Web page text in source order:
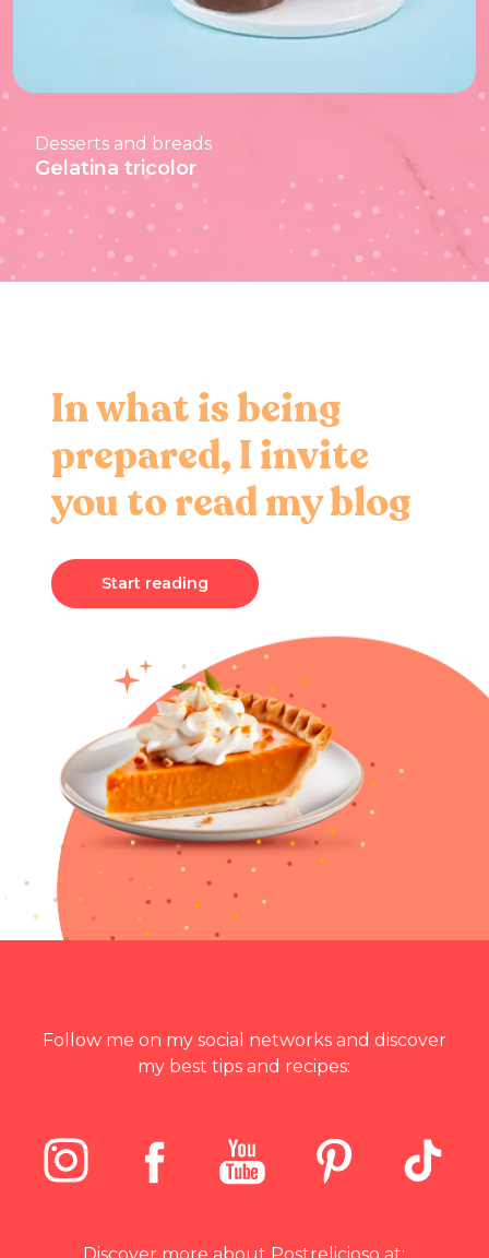
Desserts and breads
Gelatina tricolor
In what is being
prepared, I invite
you to read my blog
Start reading
Follow me on my social networks and discover
my best tips and recipes: